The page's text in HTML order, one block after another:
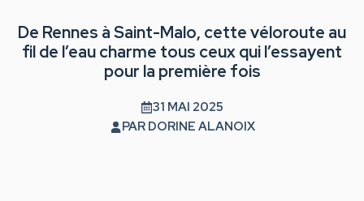
De Rennes à Saint-Malo, cette véloroute au
fil de l’eau charme tous ceux qui l’essayent
pour la première fois
31 MAI 2025
PAR DORINE ALANOIX